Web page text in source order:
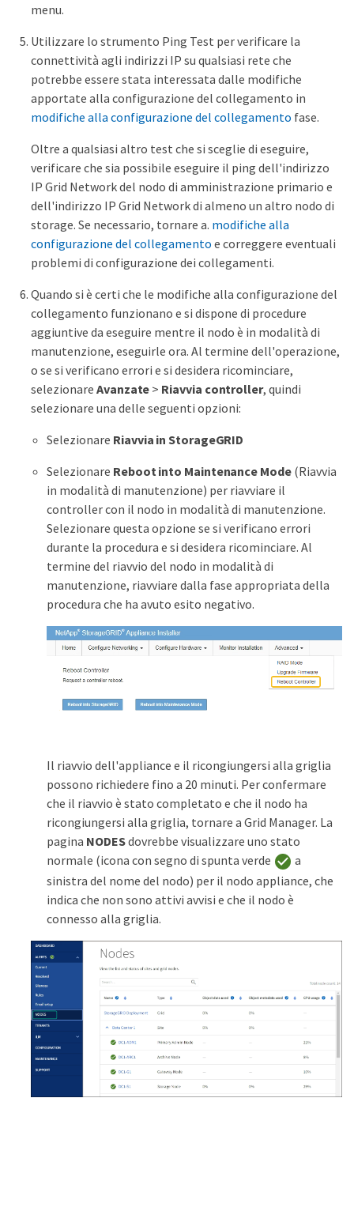
menu.
Utilizzare lo strumento Ping Test per verificare la
connettività agli indirizzi IP su qualsiasi rete che
potrebbe essere stata interessata dalle modifiche
apportate alla configurazione del collegamento in
modifiche alla configurazione del collegamento fase.
Oltre a qualsiasi altro test che si sceglie di eseguire,
verificare che sia possibile eseguire il ping dell'indirizzo
IP Grid Network del nodo di amministrazione primario e
dell'indirizzo IP Grid Network di almeno un altro nodo di
storage. Se necessario, tornare a. modifiche alla
configurazione del collegamento e correggere eventuali
problemi di configurazione dei collegamenti.
Quando si è certi che le modifiche alla configurazione del
collegamento funzionano e si dispone di procedure
aggiuntive da eseguire mentre il nodo è in modalità di
manutenzione, eseguirle ora. Al termine dell'operazione,
o se si verificano errori e si desidera ricominciare,
selezionare Avanzate > Riavvia controller, quindi
selezionare una delle seguenti opzioni:
Selezionare Riavvia in StorageGRID
Selezionare Reboot into Maintenance Mode(Riavvia
in modalità di manutenzione) per riavviare il
controller con il nodo in modalità di manutenzione.
Selezionare questa opzione se si verificano errori
durante la procedura e si desidera ricominciare. Al
termine del riavvio del nodo in modalità di
manutenzione, riavviare dalla fase appropriata della
procedura che ha avuto esito negativo.
Il riavvio dell'appliance e il ricongiungersi alla griglia
possono richiedere fino a 20 minuti. Per confermare
che il riavvio è stato completato e che il nodo ha
ricongiungersi alla griglia, tornare a Grid Manager. La
pagina NODESdovrebbe visualizzare uno stato
normale (icona con segno di spunta verde
a
sinistra del nome del nodo) per il nodo appliance, che
indica che non sono attivi avvisi e che il nodo è
connesso alla griglia.